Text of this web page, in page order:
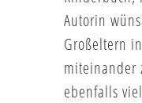
Autorin
Großeltern
miteinander
ebenfalls